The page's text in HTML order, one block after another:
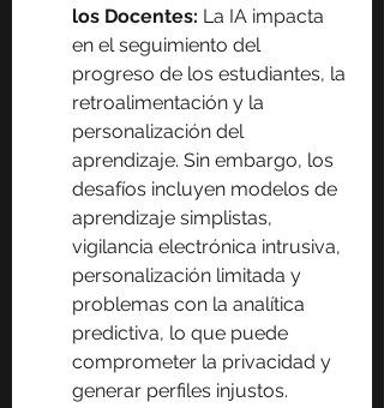
los Docentes: La IA impacta
en el seguimiento del
progreso de los estudiantes, la
retroalimentación y la
personalización del
aprendizaje. Sin embargo, los
desafíos incluyen modelos de
aprendizaje simplistas,
vigilancia electrónica intrusiva,
personalización limitada y
problemas con la analítica
predictiva, lo que puede
comprometer la privacidad y
generar perfiles injustos.